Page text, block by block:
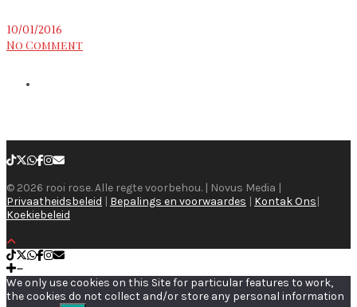
10/01/2016
No Comment
© 2026 rooi rose. Alle regte voorbehou. | Novus Media |
Privaatheidsbeleid | Bepalings en voorwaardes | Kontak Ons|
Koekiebeleid
We only use cookies on this Site for particular features to work,
the cookies do not collect and/or store any personal information